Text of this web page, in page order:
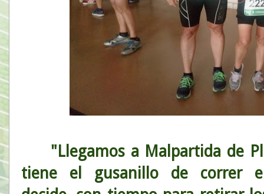
"Llegamos a Malpartida de
tiene el gusanillo de correr